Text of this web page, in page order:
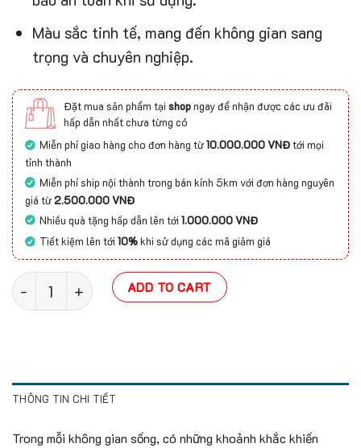
Màu sắc tinh tế, mang đến không gian sang
trọng và chuyên nghiệp.
Đặt mua sản phẩm tại shopngay để nhận được các ưu đãi
hấp dẫn nhất chưa từng có
Miễn phí giao hàng cho đơn hàng từ10.000.000 VNĐtới mọi
tỉnh thành
Miễn phí ship nội thành trong bán kính 5km với đơn hàng nguyên
giá từ2.500.000 VNĐ
Nhiều quà tặng hấp dẫn lên tới1.000.000 VNĐ
Tiết kiệm lên tới10%khi sử dụng các mã giảm giá
Thảm Tấm Tuntex T12 50x50 quantity
ADD TO CART
THÔNG TIN CHI TIẾT
Trong mỗi không gian sống, có những khoảnh khắc khiến